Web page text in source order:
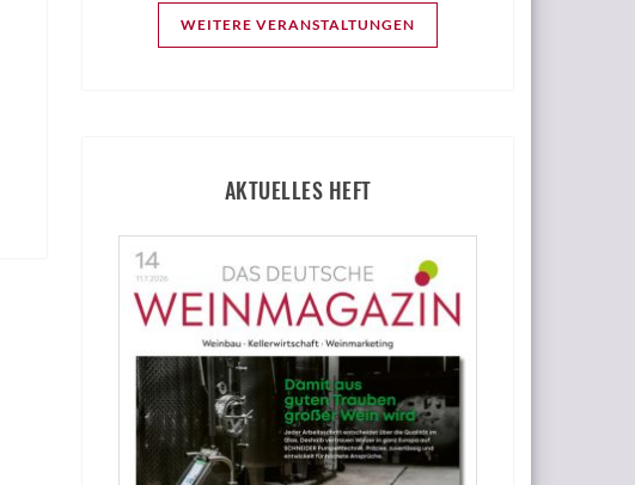
WEITERE VERANSTALTUNGEN
AKTUELLES HEFT